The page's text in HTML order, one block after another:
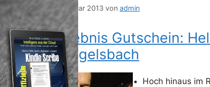
6. Januar 2013 von admin
Erlebnis Gutschein:
in Egelsbach
Hoch hinaus im